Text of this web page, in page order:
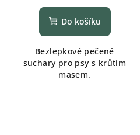
hodnocení
produktu
z
5
hvězdiček.
Do košíku
Bezlepkové pečené
suchary pro psy s krůtím
masem.